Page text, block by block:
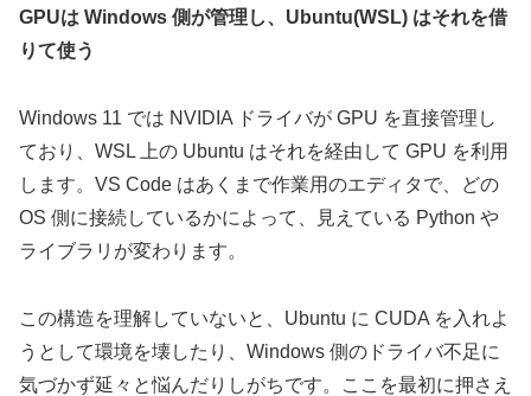
GPUは Windows 側が管理し、Ubuntu(WSL) はそれを借
りて使う
Windows 11 では NVIDIA ドライバが GPU を直接管理し
ており、WSL 上の Ubuntu はそれを経由して GPU を利用
します。VS Code はあくまで作業用のエディタで、どの
OS 側に接続しているかによって、見えている Python や
ライブラリが変わります。
この構造を理解していないと、Ubuntu に CUDA を入れよ
うとして環境を壊したり、Windows 側のドライバ不足に
気づかず延々と悩んだりしがちです。ここを最初に押さえ